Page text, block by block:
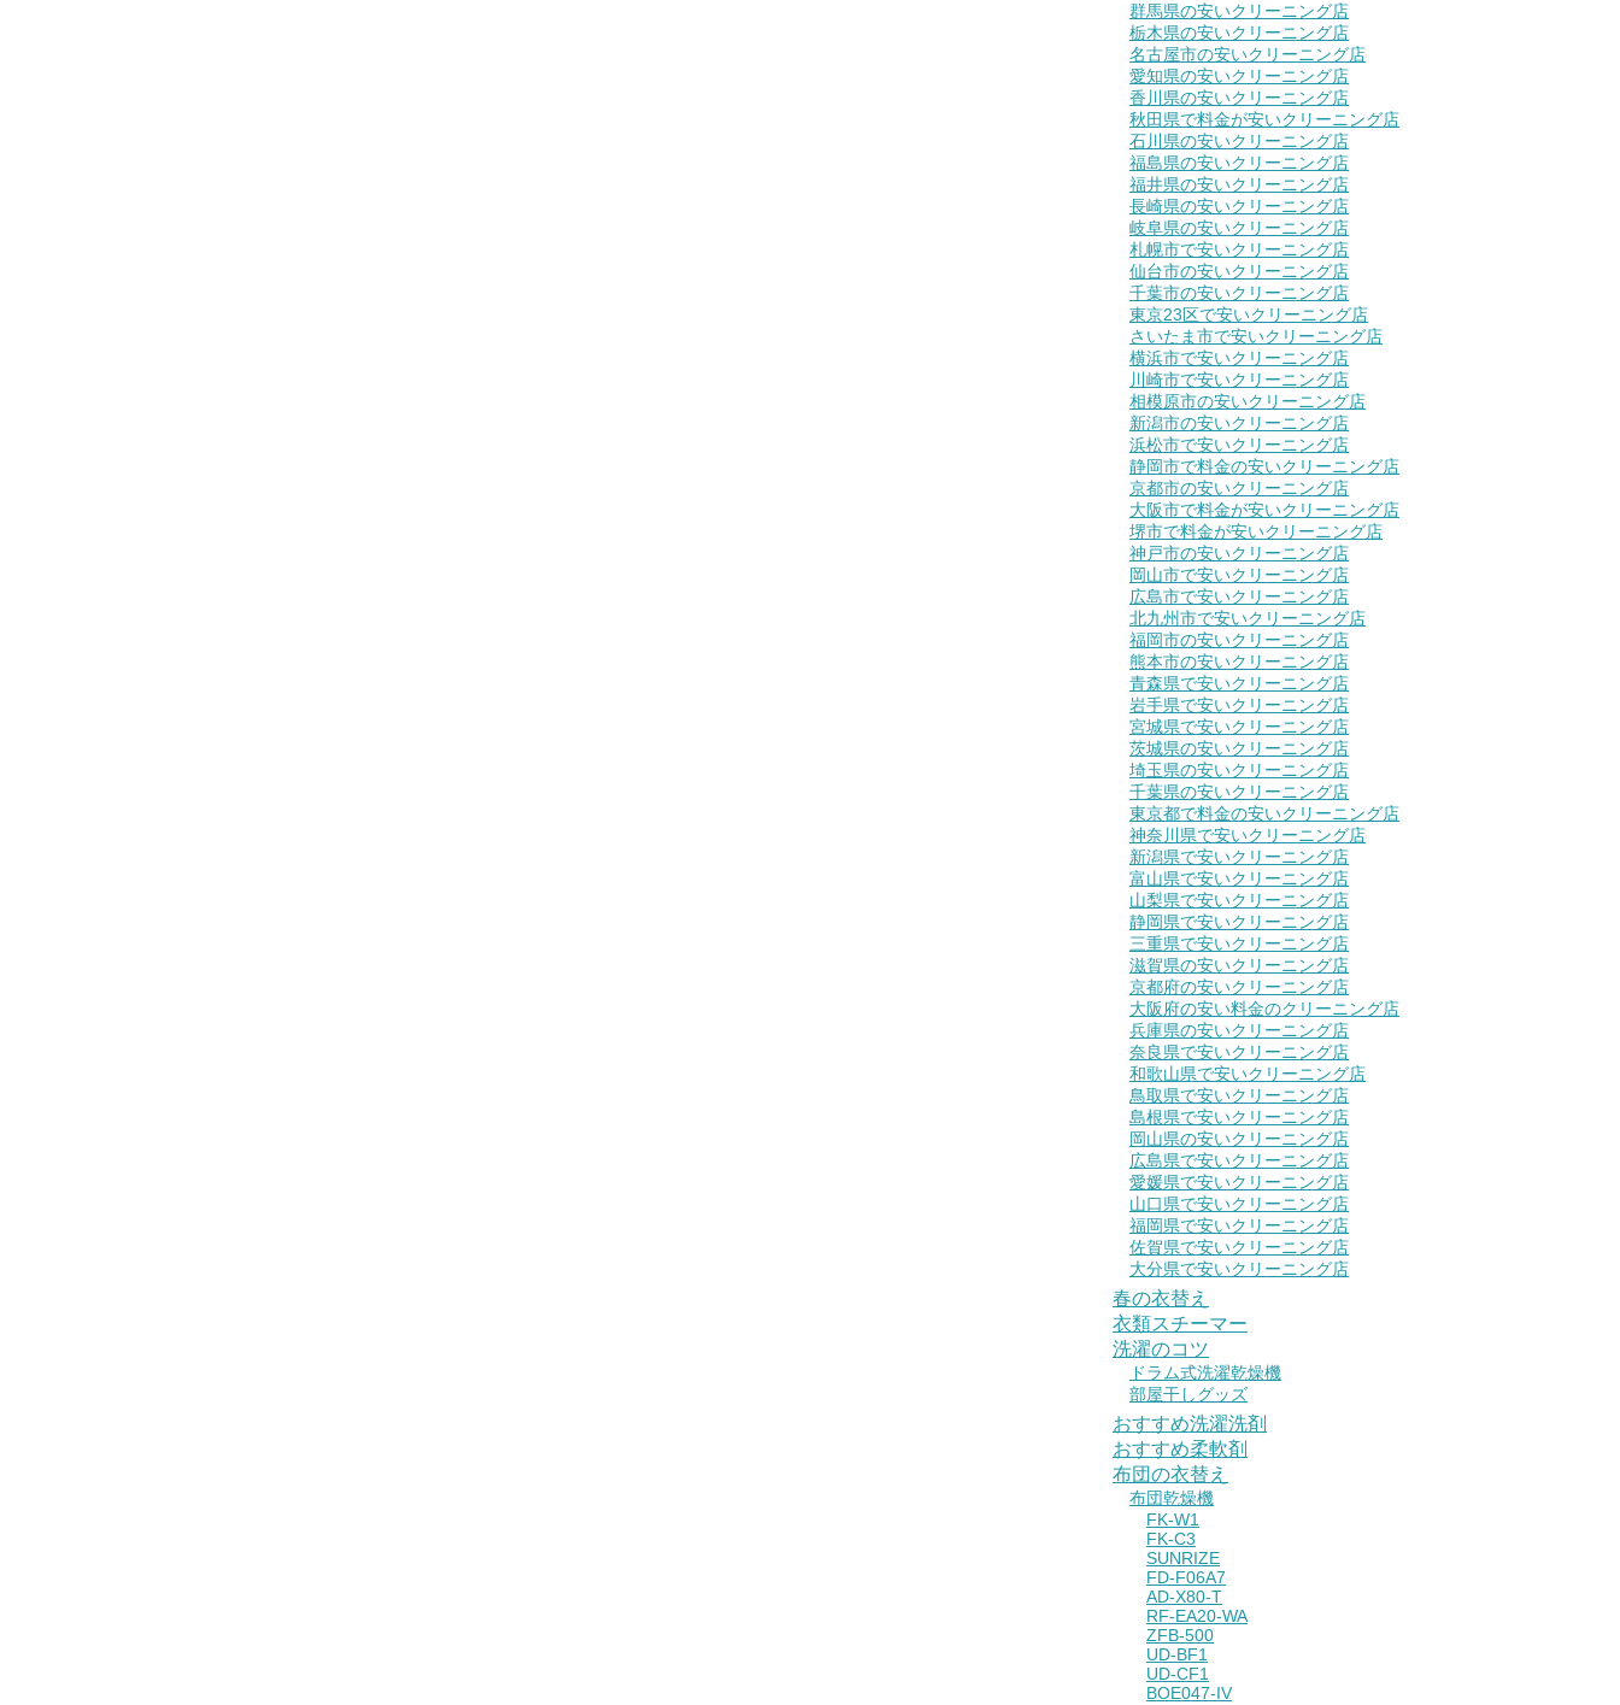
群馬県の安いクリーニング店
栃木県の安いクリーニング店
名古屋市の安いクリーニング店
愛知県の安いクリーニング店
香川県の安いクリーニング店
秋田県で料金が安いクリーニング店
石川県の安いクリーニング店
福島県の安いクリーニング店
福井県の安いクリーニング店
長崎県の安いクリーニング店
岐阜県の安いクリーニング店
札幌市で安いクリーニング店
仙台市の安いクリーニング店
千葉市の安いクリーニング店
東京23区で安いクリーニング店
さいたま市で安いクリーニング店
横浜市で安いクリーニング店
川崎市で安いクリーニング店
相模原市の安いクリーニング店
新潟市の安いクリーニング店
浜松市で安いクリーニング店
静岡市で料金の安いクリーニング店
京都市の安いクリーニング店
大阪市で料金が安いクリーニング店
堺市で料金が安いクリーニング店
神戸市の安いクリーニング店
岡山市で安いクリーニング店
広島市で安いクリーニング店
北九州市で安いクリーニング店
福岡市の安いクリーニング店
熊本市の安いクリーニング店
青森県で安いクリーニング店
岩手県で安いクリーニング店
宮城県で安いクリーニング店
茨城県の安いクリーニング店
埼玉県の安いクリーニング店
千葉県の安いクリーニング店
東京都で料金の安いクリーニング店
神奈川県で安いクリーニング店
新潟県で安いクリーニング店
富山県で安いクリーニング店
山梨県で安いクリーニング店
静岡県で安いクリーニング店
三重県で安いクリーニング店
滋賀県の安いクリーニング店
京都府の安いクリーニング店
大阪府の安い料金のクリーニング店
兵庫県の安いクリーニング店
奈良県で安いクリーニング店
和歌山県で安いクリーニング店
鳥取県で安いクリーニング店
島根県で安いクリーニング店
岡山県の安いクリーニング店
広島県で安いクリーニング店
愛媛県で安いクリーニング店
山口県で安いクリーニング店
福岡県で安いクリーニング店
佐賀県で安いクリーニング店
大分県で安いクリーニング店
春の衣替え
衣類スチーマー
洗濯のコツ
ドラム式洗濯乾燥機
部屋干しグッズ
おすすめ洗濯洗剤
おすすめ柔軟剤
布団の衣替え
布団乾燥機
FK-W1
FK-C3
SUNRIZE
FD-F06A7
AD-X80-T
RF-EA20-WA
ZFB-500
UD-BF1
UD-CF1
BOE047-IV